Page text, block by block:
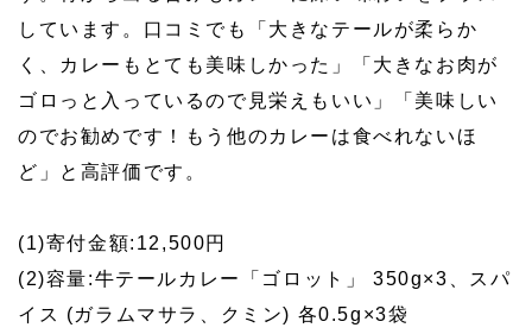
しています。口コミでも「大きなテールが柔らか
く、カレーもとても美味しかった」「大きなお肉が
ゴロっと入っているので見栄えもいい」「美味しい
のでお勧めです！もう他のカレーは食べれないほ
ど」と高評価です。
(1)寄付金額:12,500円
(2)容量:牛テールカレー「ゴロット」 350g×3、スパ
イス (ガラムマサラ、クミン) 各0.5g×3袋